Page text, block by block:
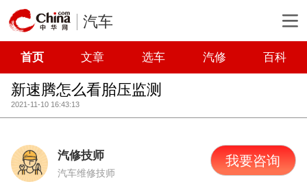
汽车
首页 文章 选车 汽修 百科
新速腾怎么看胎压监测
2021-11-10 16:43:13
汽修技师
汽车维修技师
我要咨询